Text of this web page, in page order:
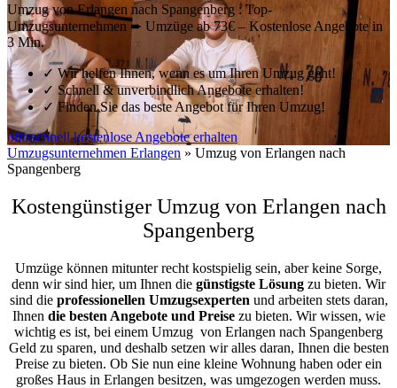
Umzug von Erlangen nach Spangenberg : Top-
Umzugsunternehmen ➨ Umzüge ab 73€ – Kostenlose Angebote in
3 Min.
✓ Wir helfen Ihnen, wenn es um Ihren Umzug geht!
✓Schnell & unverbindlich Angebote erhalten!
✓ Finden Sie das beste Angebot für Ihren Umzug!
blitzschnell kostenlose Angebote erhalten
Umzugsunternehmen Erlangen » Umzug von Erlangen nach
Spangenberg
Kostengünstiger Umzug von Erlangen nach
Spangenberg
Umzüge können mitunter recht kostspielig sein, aber keine Sorge,
denn wir sind hier, um Ihnen die günstigste Lösung zu bieten. Wir
sind die professionellen Umzugsexperten und arbeiten stets daran,
Ihnen die besten Angebote und Preisezu bieten. Wir wissen, wie
wichtig es ist, bei einem Umzug von Erlangen nach Spangenberg
Geld zu sparen, und deshalb setzen wir alles daran, Ihnen die besten
Preise zu bieten. Ob Sie nun eine kleine Wohnung haben oder ein
großes Haus in Erlangen besitzen, was umgezogen werden muss.